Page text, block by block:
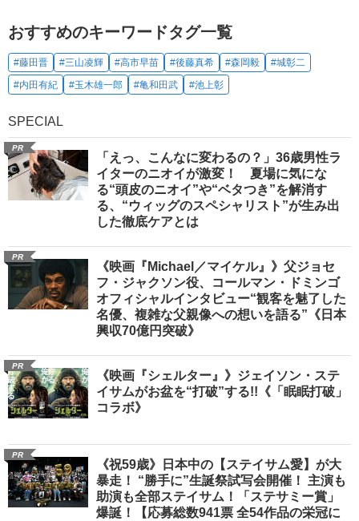
おすすめのキーワードタグ一覧
#藤田晋 #三山凌輝 #高市早苗 #後藤真希 #森岡毅
#城彰二
#内田有紀
#玉木雄一郎 #亀和田武 #池上彰
SPECIAL
PR
「えっ、こんなに変わるの？」36歳男性ラ
イターのニオイが激変！ 夏場に気にな
る“頭皮のニオイ”や“ベタつき”を解消す
る、“ウィッグのスペシャリスト”が生み出
した徹底ケアとは
PR
《映画『Michael／マイケル』》父ジョセ
フ・ジャクソン役、コールマン・ドミンゴ
オフィシャルインタビュー“観客を魅了した
名優、複雑な父親像への想いを語る”《日本
興収70億円突破》
PR
《映画『シェルター』》ジェイソン・ステ
イサムがお盆を“打破”する!!《「眠眠打破」
コラボ》
PR
《祝59歳》日本中の【ステイサム愛】が大
暴走！ “勝手に”生誕祭試写会開催！ 主演も
助演も全部ステイサム！「ステサミー賞」
爆誕！【応募総数941票 全54作品の栄冠に